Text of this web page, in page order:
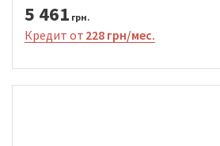
5 461 грн.
Кредит от 228 грн/мес.